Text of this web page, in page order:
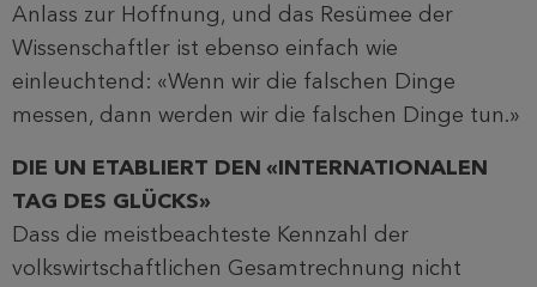
Anlass zur Hoffnung, und das Resümee der
Wissenschaftler ist ebenso einfach wie
einleuchtend: «Wenn wir die falschen Dinge
messen, dann werden wir die falschen Dinge tun.»
DIE UN ETABLIERT DEN «INTERNATIONALEN
TAG DES GLÜCKS»
Dass die meistbeachteste Kennzahl der
volkswirtschaftlichen Gesamtrechnung nicht